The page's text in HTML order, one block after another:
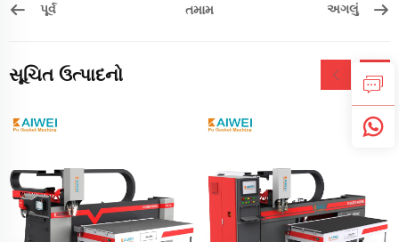
પૂર્વ તમામ અગલું
સૂચિત ઉત્પાદનો